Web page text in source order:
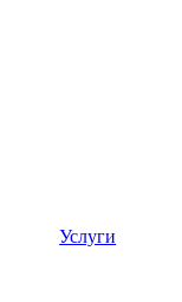
Услуги